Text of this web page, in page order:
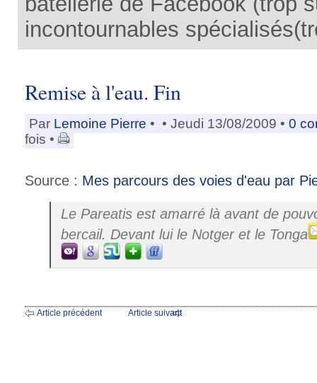
incontournables
Remise à l'eau. Fin
Par Lemoine Pierre • • Jeudi 13/08/2009 • 0
fois •
Source : Mes parcours des voies d'eau par
Le Pareatis est amarré là avant de
bercail. Devant lui le Notgeret le Tonga
Article précédent Article suivant